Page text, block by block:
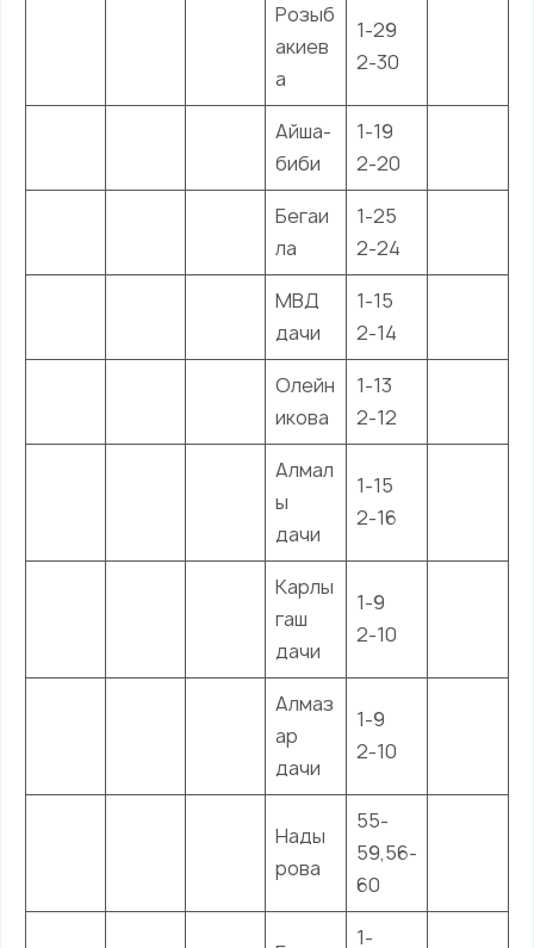
Розыб
акиев
а
1-29
2-30
Айша-
биби
1-19
2-20
Бегаи
ла
1-25
2-24
МВД
дачи
1-15
2-14
Олейн
икова
1-13
2-12
Алмал
ы
дачи
1-15
2-16
Карлы
гаш
дачи
1-9
2-10
Алмаз
ар
дачи
1-9
2-10
Нады
рова
55-
59,56-
60
1-